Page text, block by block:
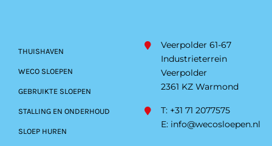
THUISHAVEN
WECO SLOEPEN
GEBRUIKTE SLOEPEN
STALLING EN ONDERHOUD
SLOEP HUREN
Veerpolder 61-67
Industrieterrein
Veerpolder
2361 KZ Warmond
T: +31 71 2077575
E: info@wecosloepen.nl